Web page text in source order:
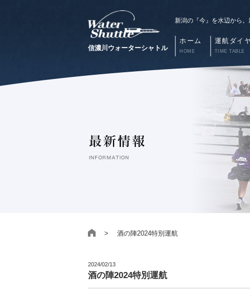
信濃川ウォーターシャトル
新潟の『今』を水辺から
ホーム
HOME
運航ダイヤ
TIME TABLE
> 酒の陣2024特別運航
2024/02/13
酒の陣2024特別運航